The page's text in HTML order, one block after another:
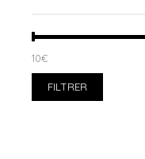
PRIX
MIN
PRIX
MAX
FILTRER
10€